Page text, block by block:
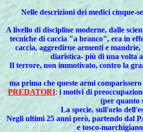
Nelledescrizioni dei medici cinque-
A livello di discipline moderne, dalle
tecniche di caccia "a branco", era in
caccia, aggredirne armenti e
diaristica- più di una volta
Il terrore, non immotivato, contro la
ma prima che queste armi
PREDATORI: i motivi di
(per quanto
La specie, sull'orlo
Negli ultimi 25 anni però, partendo dal
e tosco-